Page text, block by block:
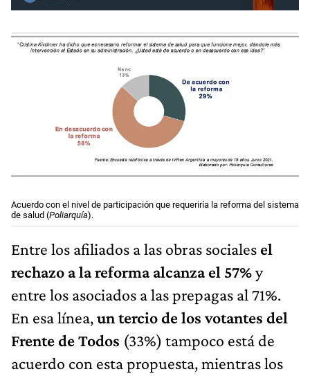
Acuerdo con el nivel de participación que requeriría la reforma del sistema
de salud (Poliarquía).
Entre los afiliados a las obras sociales el
rechazo a la reforma alcanza el 57%y
entre los asociados a las prepagas al 71%.
En esa línea,un tercio de los votantes del
Frente de Todos (33%) tampoco está de
acuerdo con esta propuesta, mientras los